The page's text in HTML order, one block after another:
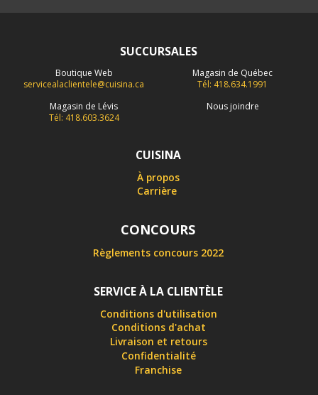
SUCCURSALES
Boutique Web
servicealaclientele@cuisina.ca
Magasin de Québec
Tél: 418.634.1991
Magasin de Lévis
Tél: 418.603.3624
Nous joindre
CUISINA
À propos
Carrière
CONCOURS
Règlements concours 2022
SERVICE À LA CLIENTÈLE
Conditions d'utilisation
Conditions d'achat
Livraison et retours
Confidentialité
Franchise